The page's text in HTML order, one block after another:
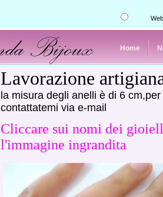
Web
Home
Lavorazione
la misura degli anelli è di 6
contattatemi via e-mail
Cliccare sui nomi dei
l'immagine ingrandita